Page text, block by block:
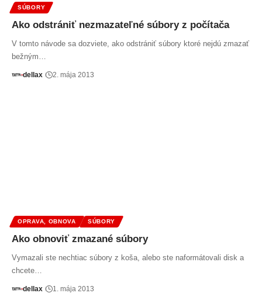
SÚBORY
Ako odstrániť nezmazateľné súbory z počítača
V tomto návode sa dozviete, ako odstrániť súbory ktoré nejdú zmazať
bežným…
dellax 2. mája 2013
OPRAVA, OBNOVA SÚBORY
Ako obnoviť zmazané súbory
Vymazali ste nechtiac súbory z koša, alebo ste naformátovali disk a
chcete…
dellax 1. mája 2013